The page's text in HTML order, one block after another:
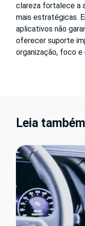
clareza fortalece a
mais estratégicas.
aplicativos não
oferecer suporte
organização, foco
Leia